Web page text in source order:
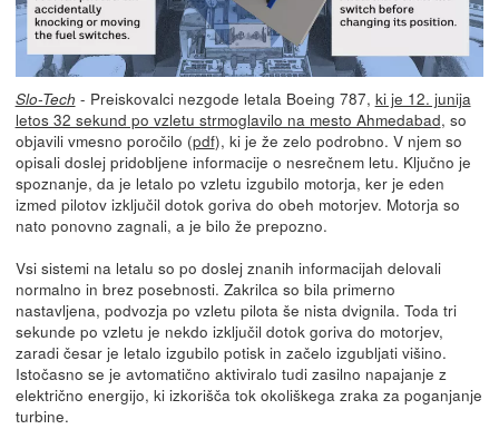
Slo-Tech - Preiskovalci nezgode letala Boeing 787, ki je 12. junija
letos 32 sekund po vzletu strmoglavilo na mesto Ahmedabad, so
objavili vmesno poročilo (pdf), ki je že zelo podrobno. V njem so
opisali doslej pridobljene informacije o nesrečnem letu. Ključno je
spoznanje, da je letalo po vzletu izgubilo motorja, ker je eden
izmed pilotov izključil dotok goriva do obeh motorjev. Motorja so
nato ponovno zagnali, a je bilo že prepozno.
Vsi sistemi na letalu so po doslej znanih informacijah delovali
normalno in brez posebnosti. Zakrilca so bila primerno
nastavljena, podvozja po vzletu pilota še nista dvignila. Toda tri
sekunde po vzletu je nekdo izključil dotok goriva do motorjev,
zaradi česar je letalo izgubilo potisk in začelo izgubljati višino.
Istočasno se je avtomatično aktiviralo tudi zasilno napajanje z
električno energijo, ki izkorišča tok okoliškega zraka za poganjanje
turbine.